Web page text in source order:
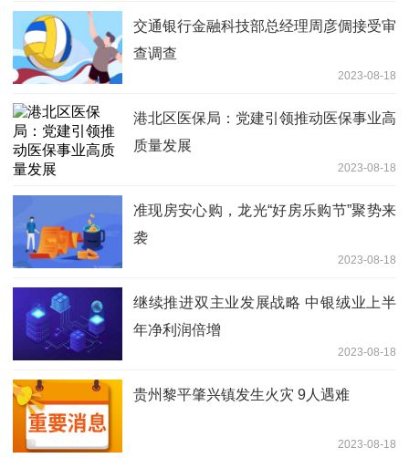
交通银行金融科技部总经理周彦倜接受审
查调查
2023-08-18
港北区医保局：党建引领推动医保事业高
质量发展
2023-08-18
准现房安心购，龙光“好房乐购节”聚势来
袭
2023-08-18
继续推进双主业发展战略 中银绒业上半
年净利润倍增
2023-08-18
贵州黎平肇兴镇发生火灾 9人遇难
2023-08-18